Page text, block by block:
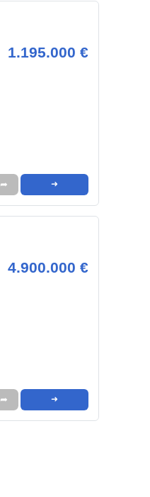
1.195.000 €
➦ ➜
4.900.000 €
➦ ➜